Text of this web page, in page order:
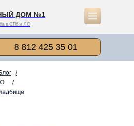
ДОМ №1
в СПб и ЛО
8 812 425 35 01
Блог
/
/